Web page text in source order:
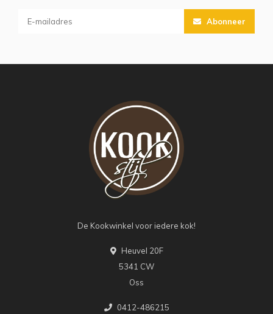
Abonneer
De Kookwinkel voor iedere kok!
Heuvel 20F
5341 CW
Oss
0412-486215